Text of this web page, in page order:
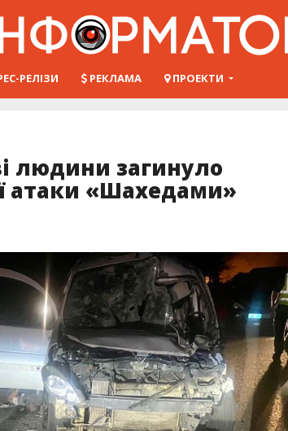
РЕЛІЗИ РЕКЛАМА ПРОЕКТИ
людини загинуло
атаки «Шахедами»